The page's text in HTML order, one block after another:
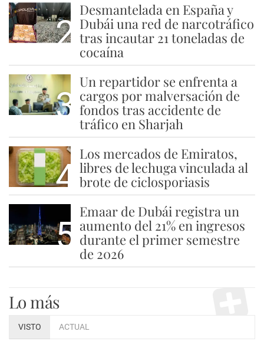
2
Desmantelada en España y
Dubái una red de narcotráfico
tras incautar 21 toneladas de
cocaína
3
Un repartidor se enfrenta a
cargos por malversación de
fondos tras accidente de
tráfico en Sharjah
4
Los mercados de Emiratos,
libres de lechuga vinculada al
brote de ciclosporiasis
5
Emaar de Dubái registra un
aumento del 21% en ingresos
durante el primer semestre
de 2026
Lo más
VISTO ACTUAL